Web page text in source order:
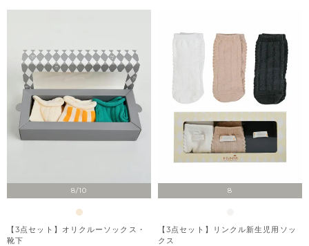
8/10
【3点セット】オリクルーソックス・
靴下
8
【3点セット】リンクル新生児用ソッ
クス